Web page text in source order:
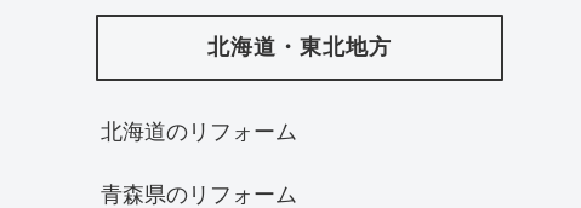
北海道・東北地方
北海道‎のリフォーム
青森県のリフォーム